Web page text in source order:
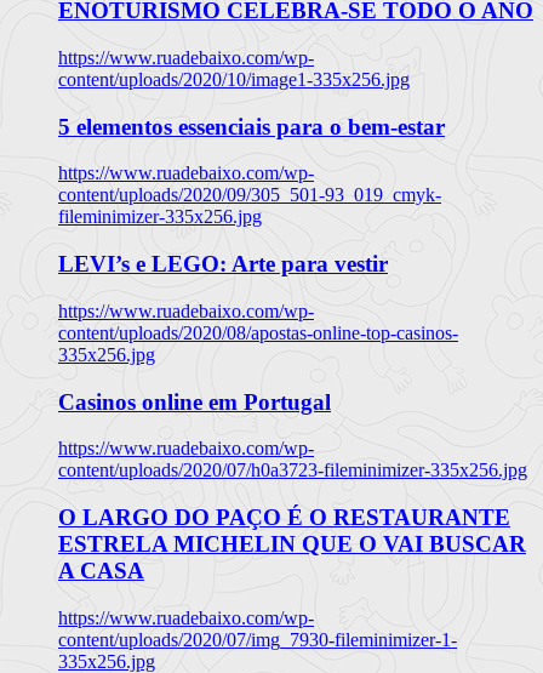
ENOTURISMO CELEBRA-SE TODO O ANO
https://www.ruadebaixo.com/wp-
content/uploads/2020/10/image1-335x256.jpg
5 elementos essenciais para o bem-estar
https://www.ruadebaixo.com/wp-
content/uploads/2020/09/305_501-93_019_cmyk-
fileminimizer-335x256.jpg
LEVI’s e LEGO: Arte para vestir
https://www.ruadebaixo.com/wp-
content/uploads/2020/08/apostas-online-top-casinos-
335x256.jpg
Casinos online em Portugal
https://www.ruadebaixo.com/wp-
content/uploads/2020/07/h0a3723-fileminimizer-335x256.jpg
O LARGO DO PAÇO É O RESTAURANTE
ESTRELA MICHELIN QUE O VAI BUSCAR
A CASA
https://www.ruadebaixo.com/wp-
content/uploads/2020/07/img_7930-fileminimizer-1-
335x256.jpg